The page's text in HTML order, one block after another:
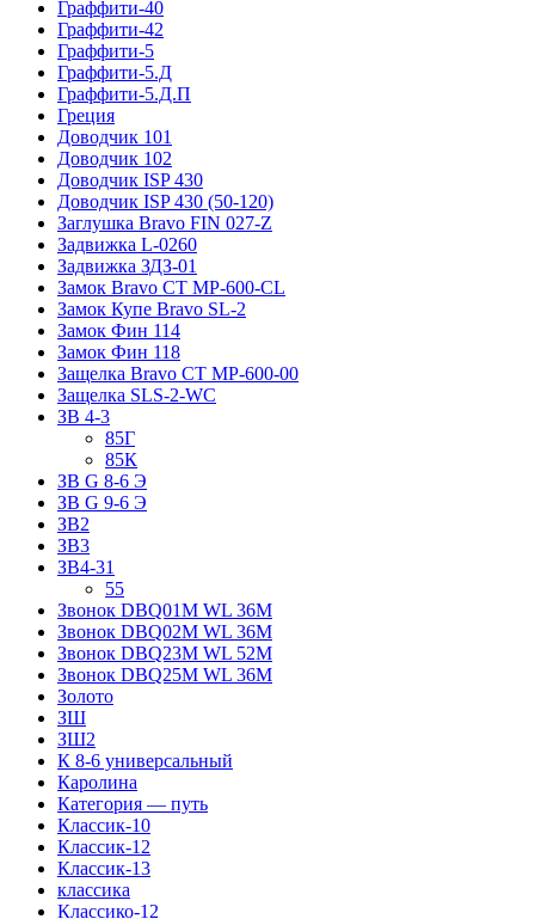
Граффити-40
Граффити-42
Граффити-5
Граффити-5.Д
Граффити-5.Д.П
Греция
Доводчик 101
Доводчик 102
Доводчик ISP 430
Доводчик ISP 430 (50-120)
Заглушка Bravo FIN 027-Z
Задвижка L-0260
Задвижка ЗДЗ-01
Замок Bravo СТ MP-600-CL
Замок Купе Bravo SL-2
Замок Фин 114
Замок Фин 118
Защелка Bravo СТ MP-600-00
Защелка SLS-2-WC
ЗВ 4-3
85Г
85К
ЗВ G 8-6 Э
ЗВ G 9-6 Э
ЗВ2
ЗВ3
ЗВ4-31
55
Звонок DBQ01M WL 36M
Звонок DBQ02M WL 36M
Звонок DBQ23M WL 52M
Звонок DBQ25M WL 36M
Золото
ЗШ
ЗШ2
К 8-6 универсальный
Каролина
Категория — путь
Классик-10
Классик-12
Классик-13
классика
Классико-12